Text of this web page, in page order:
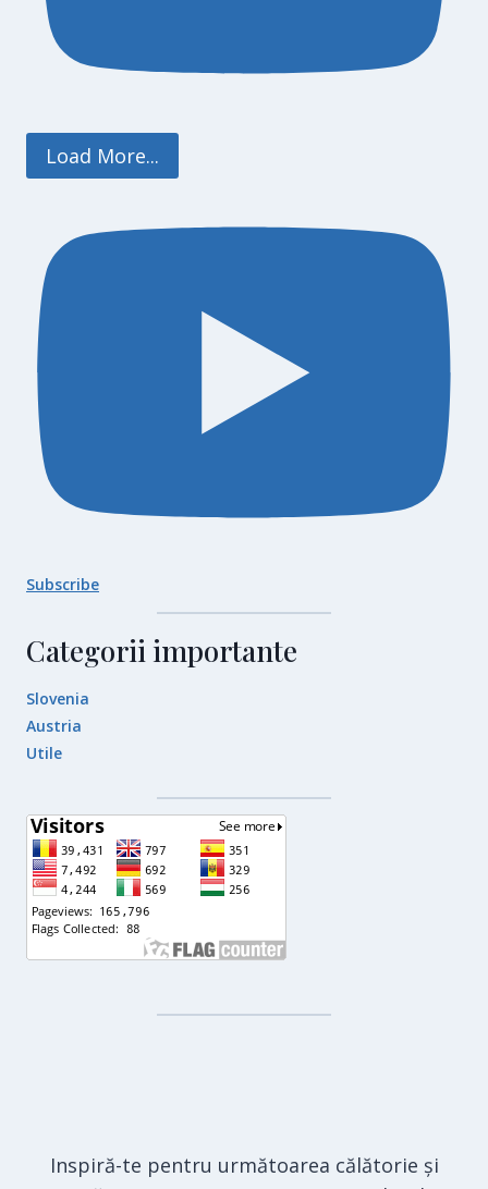
Load More...
Subscribe
Categorii importante
Slovenia
Austria
Utile
Inspiră-te pentru următoarea călătorie și